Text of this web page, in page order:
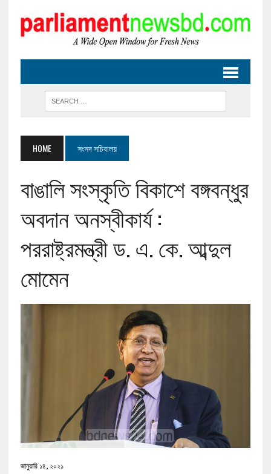
HOME সংসদ সচিবালয়
বাঙালি সংস্কৃতি বিকাশে বঙ্গবন্ধুর
অবদান অনস্বীকার্য :
পররাষ্ট্রমন্ত্রী ড. এ. কে. আব্দুল
মোমেন
জানুয়ারি ১৪, ২০২১